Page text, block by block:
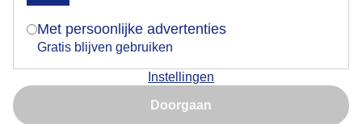
Met persoonlijke advertenties
Gratis blijven gebruiken
Instellingen
Doorgaan
Populieren langs de Rammekensweg in herfsttooi.
Nu niet, misschien later